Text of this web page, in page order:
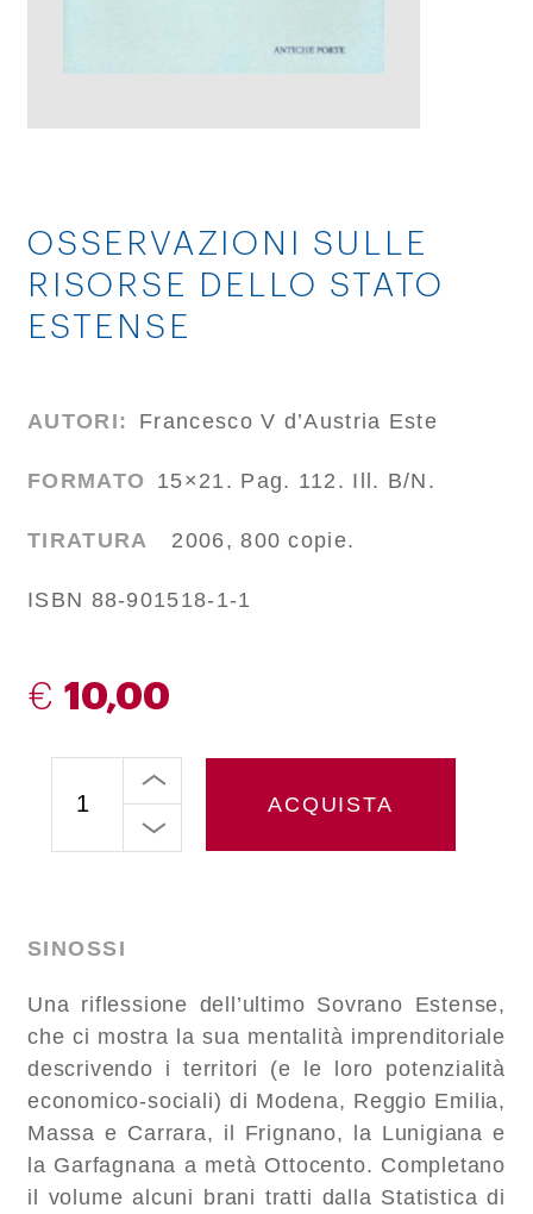
OSSERVAZIONI SULLE
RISORSE DELLO STATO
ESTENSE
AUTORI: Francesco V d’Austria Este
FORMATO 15×21. Pag. 112. Ill. B/N.
TIRATURA 2006, 800 copie.
ISBN 88-901518-1-1
€ 10,00
ACQUISTA
SINOSSI
Una riflessione dell’ultimo Sovrano Estense,
che ci mostra la sua mentalità imprenditoriale
descrivendo i territori (e le loro potenzialità
economico-sociali) di Modena, Reggio Emilia,
Massa e Carrara, il Frignano, la Lunigiana e
la Garfagnana a metà Ottocento. Completano
il volume alcuni brani tratti dalla Statistica di